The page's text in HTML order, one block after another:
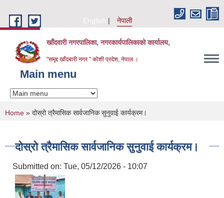
English
नेपाली
खाँदवारी नगरपालिका, नगरकार्यपालिकाको कार्यालय,
"समृद्द खाँदबारी नगर " कोशी प्रदेश, नेपाल ।
Main menu
You are here
Home » दोस्रो त्रैमासिक सार्वजानिक सुनुवाई कार्यक्रम।
दोस्रो त्रैमासिक सार्वजानिक सुनुवाई कार्यक्रम।
Submitted on: Tue, 05/12/2026 - 10:07